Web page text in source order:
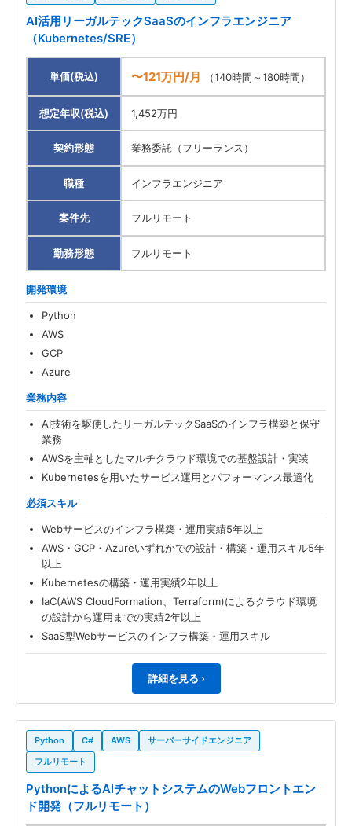
AI活用リーガルテックSaaSのインフラエンジニア
（Kubernetes/SRE）
単価(税込) 〜121万円/月 （140時間～180時間）
想定年収(税込) 1,452万円
契約形態 業務委託（フリーランス）
職種 インフラエンジニア
案件先 フルリモート
勤務形態 フルリモート
開発環境
Python
AWS
GCP
Azure
業務内容
AI技術を駆使したリーガルテックSaaSのインフラ構築と保守
業務
AWSを主軸としたマルチクラウド環境での基盤設計・実装
Kubernetesを用いたサービス運用とパフォーマンス最適化
必須スキル
Webサービスのインフラ構築・運用実績5年以上
AWS・GCP・Azureいずれかでの設計・構築・運用スキル5年
以上
Kubernetesの構築・運用実績2年以上
IaC(AWS CloudFormation、Terraform)によるクラウド環境
の設計から運用までの実績2年以上
SaaS型Webサービスのインフラ構築・運用スキル
詳細を見る ›
Python C# AWS
サーバーサイドエンジニア
フルリモート
PythonによるAIチャットシステムのWebフロントエン
ド開発（フルリモート）